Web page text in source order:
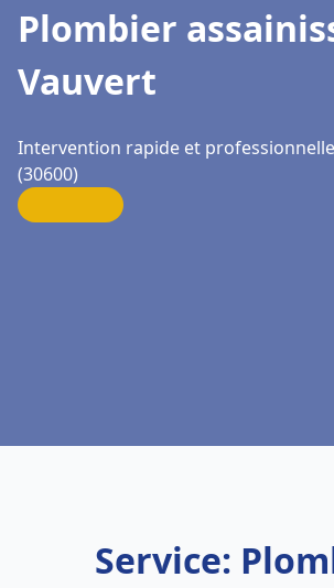
Plombier
Vauvert
Intervention rapide et
(30600)
Service: